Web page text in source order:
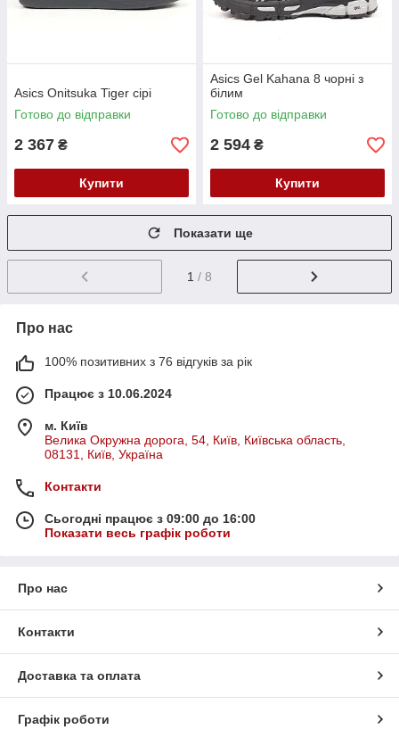
Asics Onitsuka Tiger сірі
Готово до відправки
2 367 ₴
Купити
Asics Gel Kahana 8 чорні з
білим
Готово до відправки
2 594 ₴
Купити
Показати ще
1 / 8
Про нас
100% позитивних з 76 відгуків за рік
Працює з 10.06.2024
м. Київ
Велика Окружна дорога, 54, Київ, Київська область,
08131, Київ, Україна
Контакти
Сьогодні працює з 09:00 до 16:00
Показати весь графік роботи
Про нас
Контакти
Доставка та оплата
Графік роботи